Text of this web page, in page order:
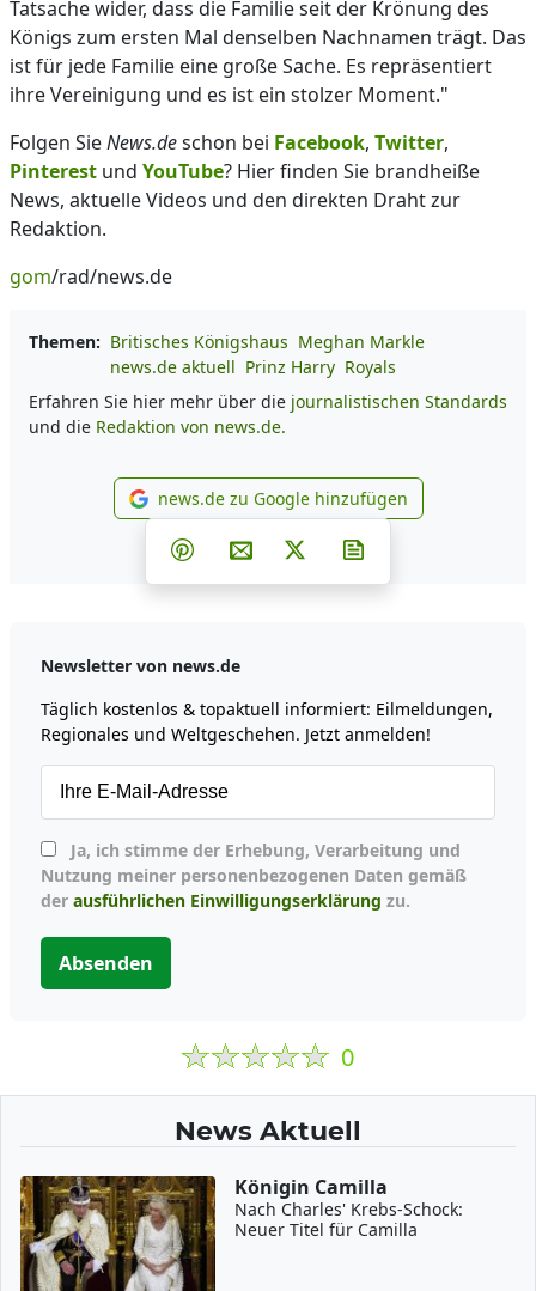
Tatsache wider, dass die Familie seit der Krönung des
Königs zum ersten Mal denselben Nachnamen trägt. Das
ist für jede Familie eine große Sache. Es repräsentiert
ihre Vereinigung und es ist ein stolzer Moment."
Folgen SieNews.deschon bei Facebook, Twitter,
Pinterest und YouTube? Hier finden Sie brandheiße
News, aktuelle Videos und den direkten Draht zur
Redaktion.
gom/rad/news.de
Themen: Britisches Königshaus Meghan Markle
news.de aktuell Prinz Harry Royals
Erfahren Sie hier mehr über die journalistischen Standards
und die Redaktion von news.de.
news.de zu Google
news.de zu Google hinzufügen
Teilen auf Facebook
Teilen auf Whatsapp
Teilen auf Telegram
Teilen auf Pinterest
Per E-Mail teilen
Post auf X
Newsletter von news.de
Täglich kostenlos & topaktuell informiert: Eilmeldungen,
Regionales und Weltgeschehen. Jetzt anmelden!
Nutzung meiner personenbezogenen Daten gemäß
der ausführlichen Einwilligungserklärung zu.
Absenden
0
News Aktuell
Königin Camilla
Nach Charles' Krebs-Schock:
Neuer Titel für Camilla